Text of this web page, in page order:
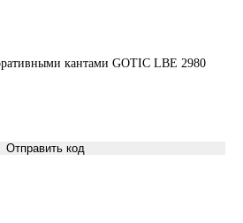
кантами GOTIC LBE 2980
Отправить код